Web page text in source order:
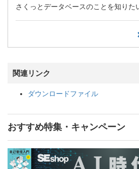
さくっとデータベースのことを知りた
関連リンク
ダウンロードファイル
おすすめ特集・キャンペーン